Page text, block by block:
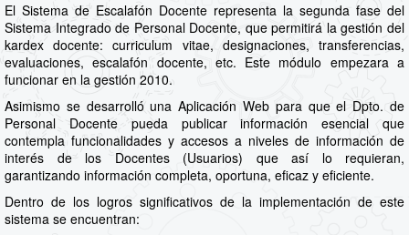
El Sistema de Escalafón Docente representa la segunda fase del
Sistema Integrado de Personal Docente, que permitirá la gestión del
kardex docente: curriculum vitae, designaciones, transferencias,
evaluaciones, escalafón docente, etc. Este módulo empezara a
funcionar en la gestión 2010.
Asimismo se desarrolló una Aplicación Web para que el Dpto. de
Personal Docente pueda publicar información esencial que
contempla funcionalidades y accesos a niveles de información de
interés de los Docentes (Usuarios) que así lo requieran,
garantizando información completa, oportuna, eficaz y eficiente.
Dentro de los logros significativos de la implementación de este
sistema se encuentran: